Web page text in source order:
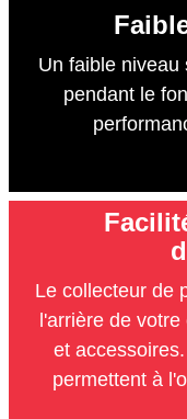
Un faible niveau
pendant le
Le collecteur de
l'arrière de
et
permettent à